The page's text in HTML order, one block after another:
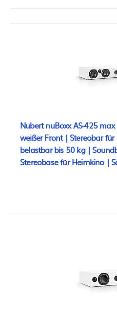
Nubert nuBoxx AS-425
weißer Front | Stereobar für
belastbar bis 50 kg |
Stereobase für Heimkino |